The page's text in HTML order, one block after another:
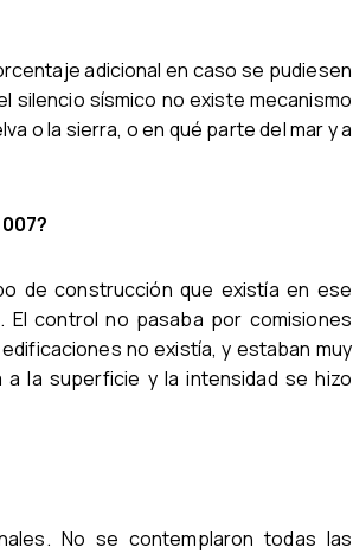
adicional en caso se pudiesen
silencio sísmico no existe mecanismo
o la sierra, o en qué parte del mar y a
de construcción que existía en ese
control no pasaba por comisiones
no existía, y estaban muy
la superficie y la intensidad se hizo
No se contemplaron todas las